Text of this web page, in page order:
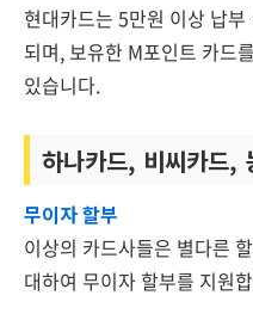
현대카드는 5만원 이상 납
되며, 보유한 M포인트 카드
있습니다.
하나카드, 비씨카드,
무이자 할부
이상의 카드사들은 별다른
대하여 무이자 할부를 지원